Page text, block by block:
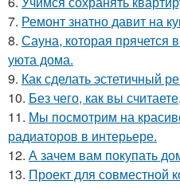
7. Ремонт знатно давит на
8. Сауна, которая прячется
уюта дома.
9. Как сделать эстетичный
10. Без чего, как вы
11. Мы посмотрим на
радиаторов в интерьере.
12. А зачем вам покупать
13. Проект для совместной